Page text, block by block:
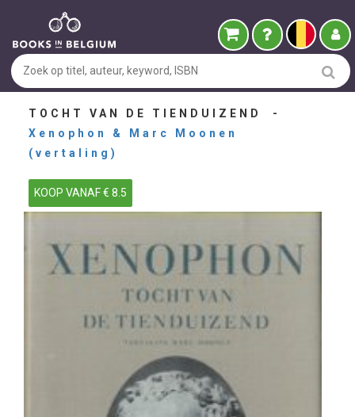
TOCHT VAN DE TIENDUIZEND -
Xenophon & Marc Moonen
(vertaling)
KOOP VANAF € 8.5